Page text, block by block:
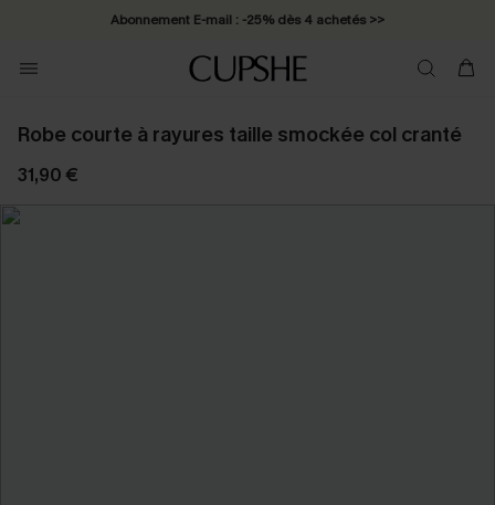
Abonnement E-mail : -25% dès 4 achetés >>
Robe courte à rayures taille smockée col cranté
31,90 €